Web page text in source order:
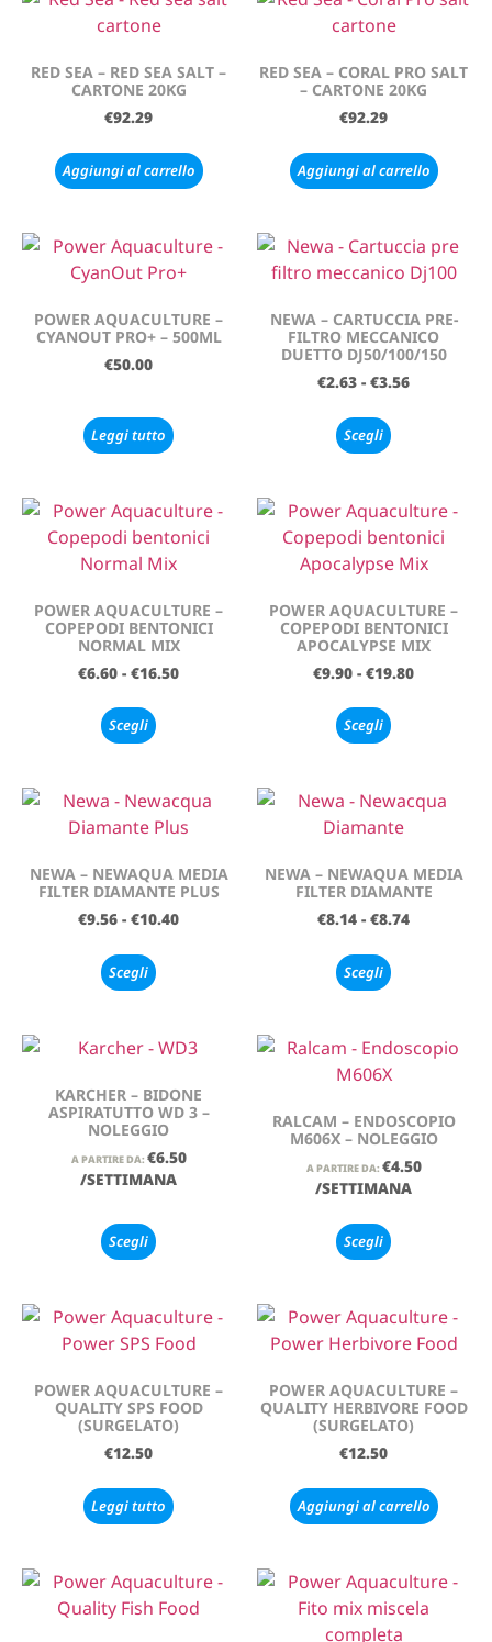
RED SEA – RED SEA SALT –
CARTONE 20KG
€92.29
Aggiungi al carrello
RED SEA – CORAL PRO SALT
– CARTONE 20KG
€92.29
Aggiungi al carrello
POWER AQUACULTURE –
CYANOUT PRO+ – 500ML
€50.00
Leggi tutto
NEWA – CARTUCCIA PRE-
FILTRO MECCANICO
DUETTO DJ50/100/150
€2.63 - €3.56
Scegli
POWER AQUACULTURE –
COPEPODI BENTONICI
NORMAL MIX
€6.60 - €16.50
Scegli
POWER AQUACULTURE –
COPEPODI BENTONICI
APOCALYPSE MIX
€9.90 - €19.80
Scegli
NEWA – NEWAQUA MEDIA
FILTER DIAMANTE PLUS
€9.56 - €10.40
Scegli
NEWA – NEWAQUA MEDIA
FILTER DIAMANTE
€8.14 - €8.74
Scegli
KARCHER – BIDONE
ASPIRATUTTO WD 3 –
NOLEGGIO
A PARTIRE DA: €6.50
/SETTIMANA
Scegli
RALCAM – ENDOSCOPIO
M606X – NOLEGGIO
A PARTIRE DA: €4.50
/SETTIMANA
Scegli
POWER AQUACULTURE –
QUALITY SPS FOOD
(SURGELATO)
€12.50
Leggi tutto
POWER AQUACULTURE –
QUALITY HERBIVORE FOOD
(SURGELATO)
€12.50
Aggiungi al carrello